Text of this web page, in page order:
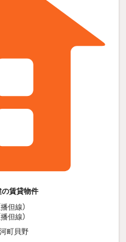
賃貸物件
但線）
但線）
町貝野